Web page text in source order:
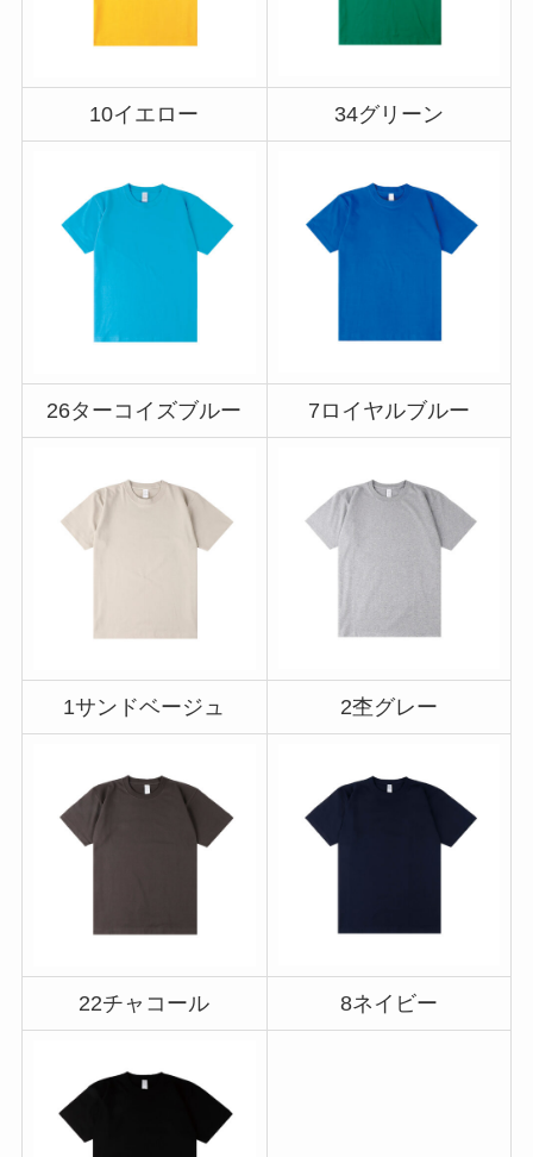
10イエロー 34グリーン
26ターコイズブルー 7ロイヤルブルー
1サンドベージュ 2杢グレー
22チャコール 8ネイビー